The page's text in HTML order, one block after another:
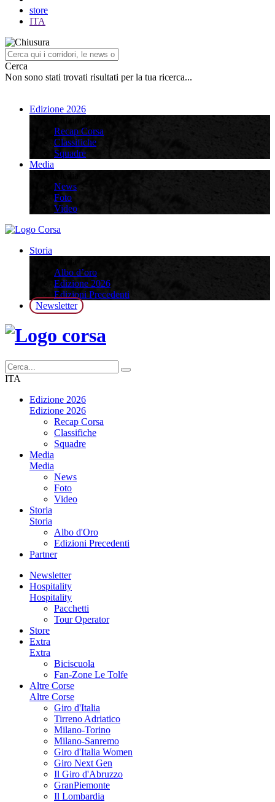
store
ITA
Cerca
Non sono stati trovati risultati per la tua ricerca...
Edizione 2026
Recap Corsa
Classifiche
Squadre
Media
News
Foto
Video
Storia
Albo d’oro
Edizione 2026
Edizioni Precedenti
Newsletter
ITA
Edizione 2026
Edizione 2026
Recap Corsa
Classifiche
Squadre
Media
Media
News
Foto
Video
Storia
Storia
Albo d'Oro
Edizioni Precedenti
Partner
Newsletter
Hospitality
Hospitality
Pacchetti
Tour Operator
Store
Extra
Extra
Biciscuola
Fan-Zone Le Tolfe
Altre Corse
Altre Corse
Giro d'Italia
Tirreno Adriatico
Milano-Torino
Milano-Sanremo
Giro d'Italia Women
Giro Next Gen
Il Giro d'Abruzzo
GranPiemonte
Il Lombardia